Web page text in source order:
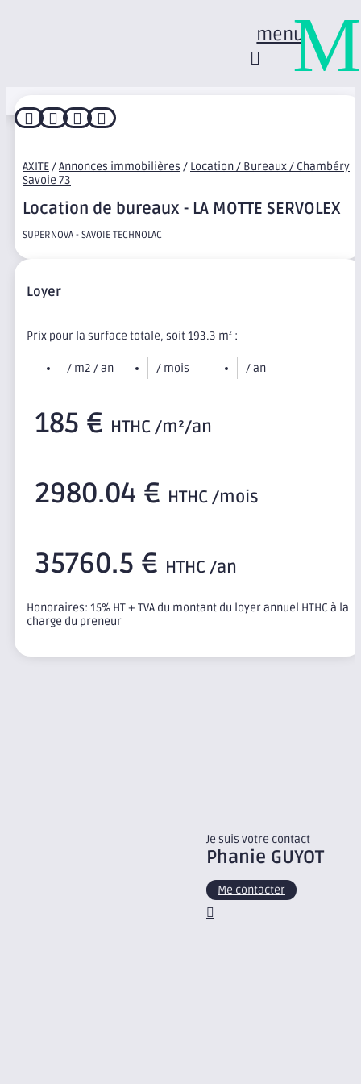
menu
   
AXITE/Annonces immobilières / Location / Bureaux / Chambéry
Savoie 73
Location de bureaux - LA MOTTE SERVOLEX
SUPERNOVA - SAVOIE TECHNOLAC
Loyer
Prix pour la surface totale, soit 193.3 m2 :
/ m2 / an / mois / an
185 € HTHC /m²/an
2980.04 € HTHC /mois
35760.5 € HTHC /an
Honoraires: 15% HT + TVA du montant du loyer annuel HTHC à la
charge du preneur
Je suis votre contact
Phanie GUYOT
Me contacter
M